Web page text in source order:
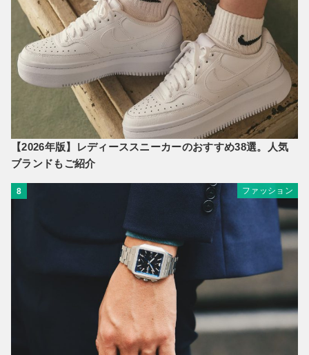
【2026年版】レディーススニーカーのおすすめ38選。人気
ブランドもご紹介
8 ファッション